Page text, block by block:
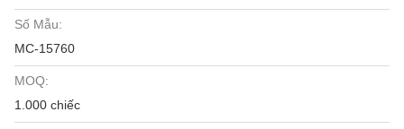
Số Mẫu:
MC-15760
MOQ:
1.000 chiếc